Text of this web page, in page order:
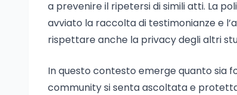
a prevenire il ripetersi di simili atti. La
avviato la raccolta di testimonianze e
rispettare anche la privacy degli altri
In questo contesto emerge quanto sia
community si senta ascoltata e